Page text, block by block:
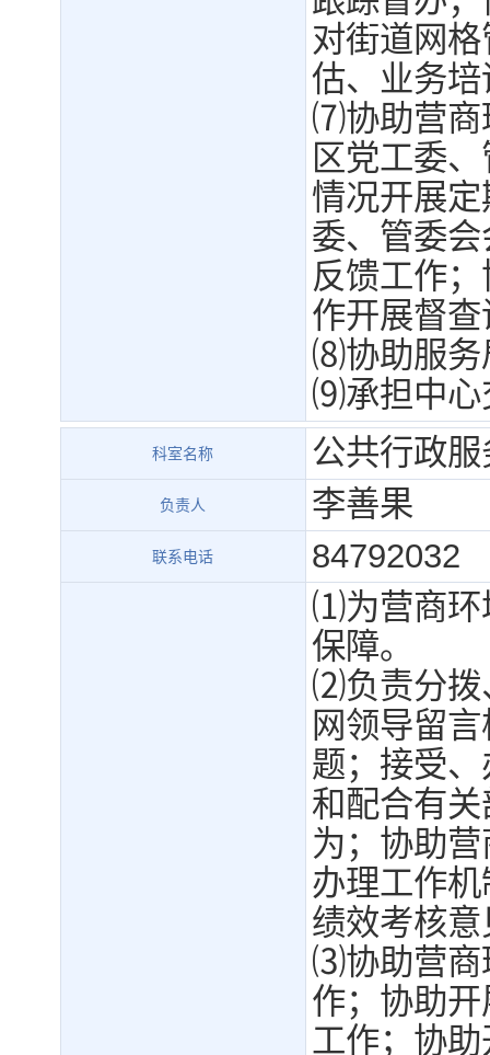
对街道网
估、业务
⑺协助营商
区党工委
情况开展
委、管委
反馈工作
作开展督
⑻协助服务
⑼承担中心
科室名称 公共行政服
负责人 李善果
联系电话 84792032
⑴为营商环
保障。
⑵负责分拨
网领导留
题；接受
和配合有
为；协助
办理工作
绩效考核意
⑶协助营商
作；协助
工作；协